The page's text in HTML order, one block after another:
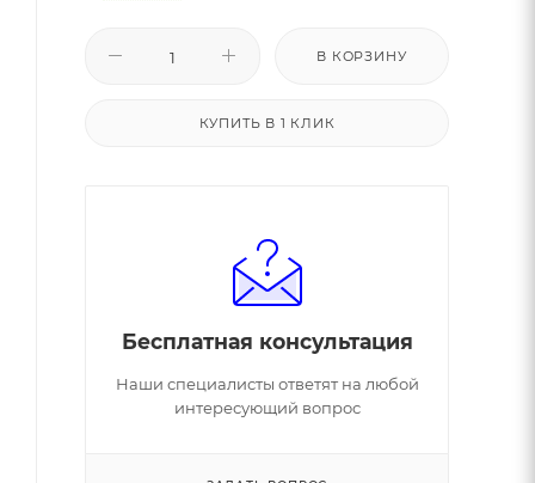
В КОРЗИНУ
КУПИТЬ В 1 КЛИК
Бесплатная консультация
Наши специалисты ответят на любой
интересующий вопрос